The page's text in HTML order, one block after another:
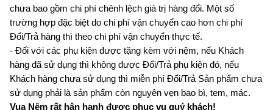
chưa bao gồm chi phí chênh lệch giá trị hàng đổi. Một số
trường hợp đặc biệt do chi phí vận chuyển cao hơn chi phí
Đổi/Trả hàng thì theo chi phí vận chuyển thực tế.
- Đối với các phụ kiện được tặng kèm với nệm, nếu Khách
hàng đã sử dụng thì không được Đổi/Trả phụ kiện đó, nếu
Khách hàng chưa sử dụng thì miễn phí Đổi/Trả Sản phẩm chưa
sử dụng phải là sản phẩm còn nguyên vẹn bao bì, tem, mác.
Vua Nệm rất hân hạnh được phục vụ quý khách!